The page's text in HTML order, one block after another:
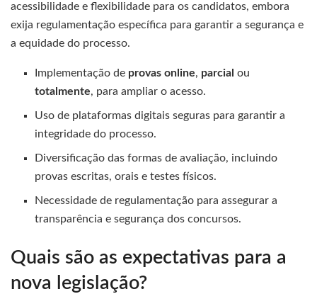
acessibilidade e flexibilidade para os candidatos, embora
exija regulamentação específica para garantir a segurança e
a equidade do processo.
Implementação de provas online, parcialou
totalmente, para ampliar o acesso.
Uso de plataformas digitais seguras para garantir a
integridade do processo.
Diversificação das formas de avaliação, incluindo
provas escritas, orais e testes físicos.
Necessidade de regulamentação para assegurar a
transparência e segurança dos concursos.
Quais são as expectativas para a
nova legislação?